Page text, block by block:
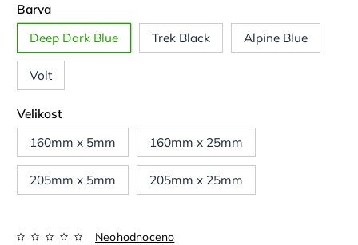
Barva
Deep Dark Blue
Trek Black Alpine Blue
Volt
Velikost
160mm x 5mm
160mm x 25mm
205mm x 5mm 205mm x 25mm
Neohodnoceno